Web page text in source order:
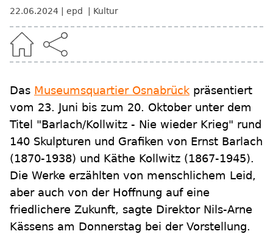
22.06.2024 epd Kultur
Das Museumsquartier Osnabrück präsentiert
vom 23. Juni bis zum 20. Oktober unter dem
Titel "Barlach/Kollwitz - Nie wieder Krieg" rund
140 Skulpturen und Grafiken von Ernst Barlach
(1870-1938) und Käthe Kollwitz (1867-1945).
Die Werke erzählten von menschlichem Leid,
aber auch von der Hoffnung auf eine
friedlichere Zukunft, sagte Direktor Nils-Arne
Kässens am Donnerstag bei der Vorstellung.